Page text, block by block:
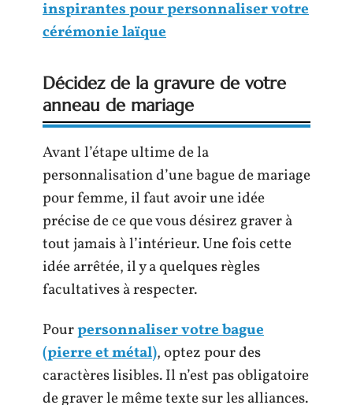
inspirantes pour personnaliser votre
cérémonie laïque
Décidez de la gravure de votre
anneau de mariage
Avant l’étape ultime de la
personnalisation d’une bague de mariage
pour femme, il faut avoir une idée
précise de ce que vous désirez graver à
tout jamais à l’intérieur. Une fois cette
idée arrêtée, il y a quelques règles
facultatives à respecter.
Pourpersonnaliser votre bague
(pierre et métal), optez pour des
caractères lisibles. Il n’est pas obligatoire
de graver le même texte sur les alliances.